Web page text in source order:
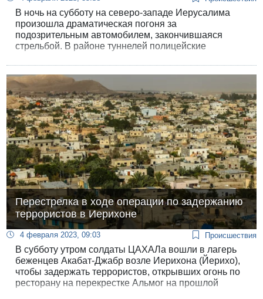
В ночь на субботу на северо-западе Иерусалима
произошла драматическая погоня за
подозрительным автомобилем, закончившаяся
стрельбой. В районе туннелей полицейские
автомобилей.
Перестрелка в ходе операции по задержанию
террористов в Иерихоне
4 февраля 2023, 09:03 Происшествия
В субботу утром солдаты ЦАХАЛа вошли в лагерь
беженцев Акабат-Джабр возле Иерихона (Йерихо),
чтобы задержать террористов, открывших огонь по
ресторану на перекрестке Альмог на прошлой